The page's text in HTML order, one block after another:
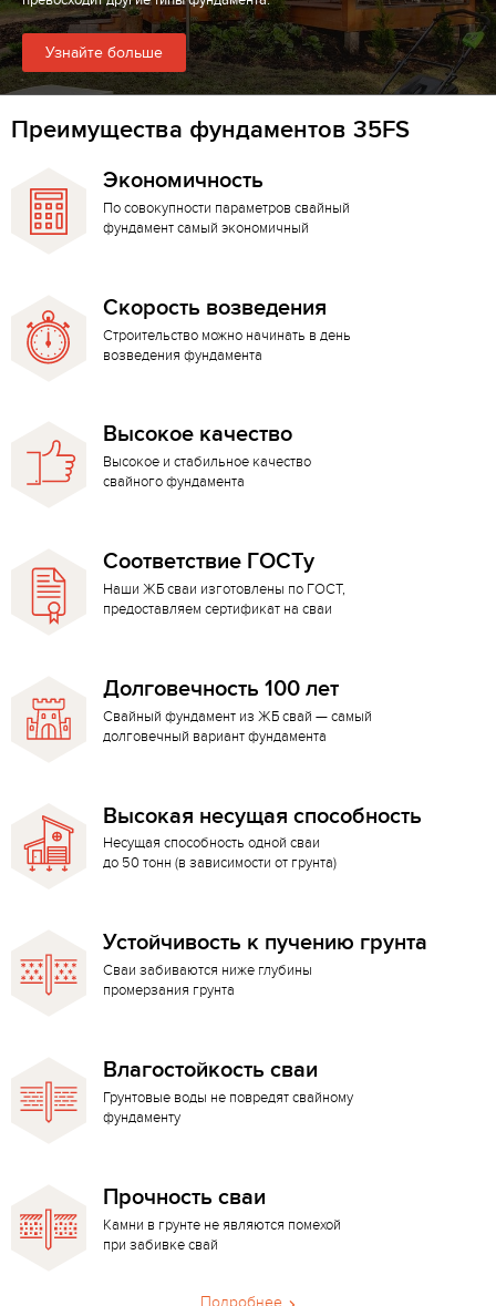
Узнайте больше
Преимущества фундаментов 35FS
Экономичность
По совокупности параметров свайный
фундамент самый экономичный
Скорость возведения
Строительство можно начинать в день
возведения фундамента
Высокое качество
Высокое и стабильное качество
свайного фундамента
Соответствие ГОСТу
Наши ЖБ сваи изготовлены по ГОСТ,
предоставляем сертификат на сваи
Долговечность 100 лет
Свайный фундамент из ЖБ свай — самый
долговечный вариант фундамента
Высокая несущая способность
Несущая способность одной сваи
до 50 тонн (в зависимости от грунта)
Устойчивость к пучению грунта
Сваи забиваются ниже глубины
промерзания грунта
Влагостойкость сваи
Грунтовые воды не повредят свайному
фундаменту
Прочность сваи
Камни в грунте не являются помехой
при забивке свай
Подробнее